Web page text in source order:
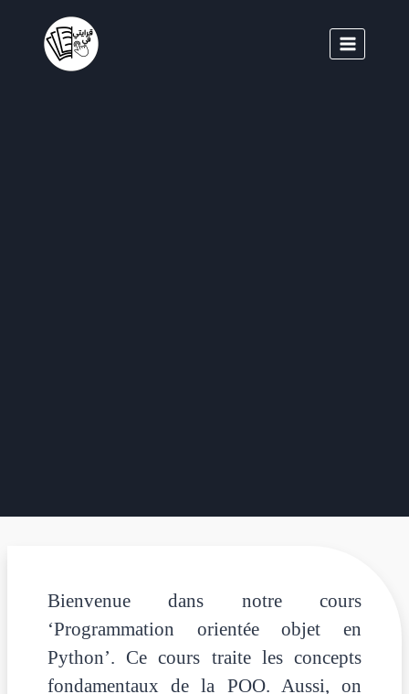
Bienvenue dans notre cours
‘Programmation orientée objet en
Python’. Ce cours traite les concepts
fondamentaux de la POO. Aussi, on